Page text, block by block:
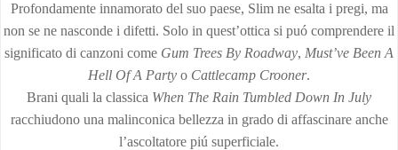
Profondamente innamorato del suo paese, Slim ne esalta i pregi, ma
non se ne nasconde i difetti. Solo in quest’ottica si puó comprendere il
significato di canzoni come Gum Trees By Roadway, Must’ve Been A
Hell Of A Party o Cattlecamp Crooner.
Brani quali la classica When The Rain Tumbled Down In July
racchiudono una malinconica bellezza in grado di affascinare anche
l’ascoltatore piú superficiale.